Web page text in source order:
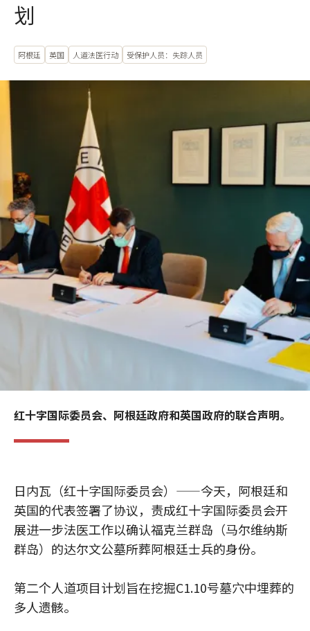
划
阿根廷 英国 人道法医行动 受保护人员：失踪人员
红十字国际委员会、阿根廷政府和英国政府的联合声明。
日内瓦（红十字国际委员会）——今天，阿根廷和
英国的代表签署了协议，责成红十字国际委员会开
展进一步法医工作以确认福克兰群岛（马尔维纳斯
群岛）的达尔文公墓所葬阿根廷士兵的身份。
第二个人道项目计划旨在挖掘C1.10号墓穴中埋葬的
多人遗骸。